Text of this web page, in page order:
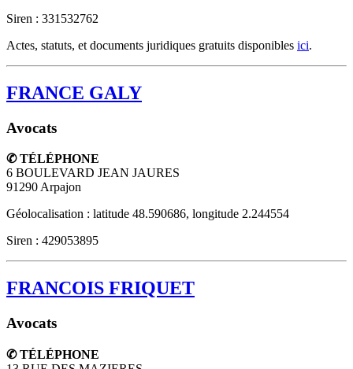
Siren : 331532762
Actes, statuts, et documents juridiques gratuits disponibles ici.
FRANCE GALY
Avocats
✆ TÉLÉPHONE
6 BOULEVARD JEAN JAURES
91290Arpajon
Géolocalisation : latitude 48.590686, longitude 2.244554
Siren : 429053895
FRANCOIS FRIQUET
Avocats
✆ TÉLÉPHONE